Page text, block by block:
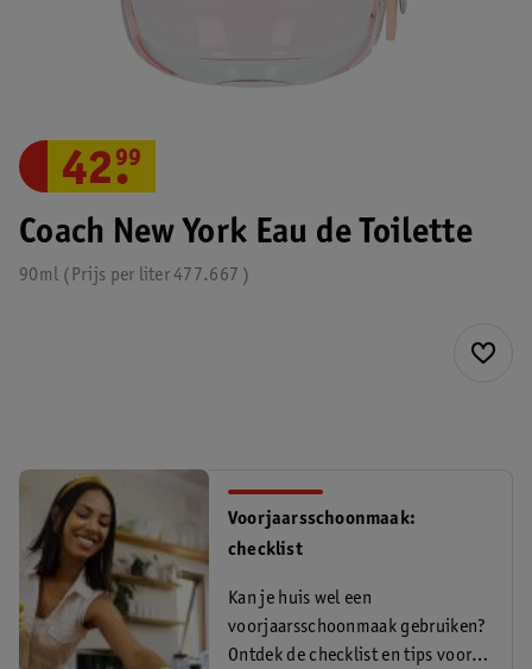
Coach New York Eau de Toilette
90ml 477.667
Prijs per liter
42.
99
Voorjaarsschoonmaak:
checklist
Kan je huis wel een
voorjaarsschoonmaak gebruiken?
Ontdek de checklist en tips voor